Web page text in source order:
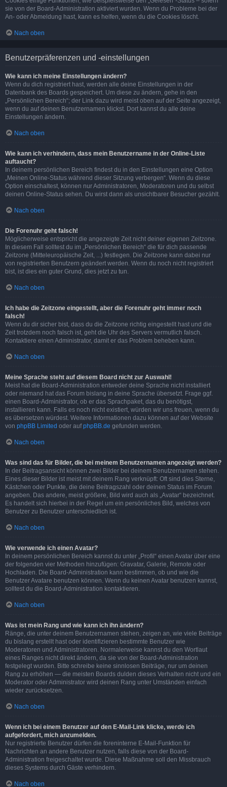
sie von der Board-Administration aktiviert wurden. Wenn du Probleme bei der
An- oder Abmeldung hast, kann es helfen, wenn du die Cookies löscht.
Nach oben
Benutzerpräferenzen und -einstellungen
Wie kann ich meine Einstellungen ändern?
Wenn du dich registriert hast, werden alle deine Einstellungen in der
Datenbank des Boards gespeichert. Um diese zu ändern, gehe in den
„Persönlichen Bereich“; der Link dazu wird meist oben auf der Seite angezeigt,
wenn du auf deinen Benutzernamen klickst. Dort kannst du alle deine
Einstellungen ändern.
Nach oben
Wie kann ich verhindern, dass mein Benutzername in der Online-Liste
auftaucht?
In deinem persönlichen Bereich findest du in den Einstellungen eine Option
„Meinen Online-Status während dieser Sitzung verbergen“. Wenn du diese
Option einschaltest, können nur Administratoren, Moderatoren und du selbst
deinen Online-Status sehen. Du wirst dann als unsichtbarer Besucher gezählt.
Nach oben
Die Forenuhr geht falsch!
Möglicherweise entspricht die angezeigte Zeit nicht deiner eigenen Zeitzone.
In diesem Fall solltest du im „Persönlichen Bereich“ die für dich passende
Zeitzone (Mitteleuropäische Zeit, ...) festlegen. Die Zeitzone kann dabei nur
von registrierten Benutzern geändert werden. Wenn du noch nicht registriert
bist, ist dies ein guter Grund, dies jetzt zu tun.
Nach oben
Ich habe die Zeitzone eingestellt, aber die Forenuhr geht immer noch
falsch!
Wenn du dir sicher bist, dass du die Zeitzone richtig eingestellt hast und die
Zeit trotzdem noch falsch ist, geht die Uhr des Servers vermutlich falsch.
Kontaktiere einen Administrator, damit er das Problem beheben kann.
Nach oben
Meine Sprache steht auf diesem Board nicht zur Auswahl!
Meist hat die Board-Administration entweder deine Sprache nicht installiert
oder niemand hat das Forum bislang in deine Sprache übersetzt. Frage ggf.
einen Board-Administrator, ob er das Sprachpaket, das du benötigst,
installieren kann. Falls es noch nicht existiert, würden wir uns freuen, wenn du
es übersetzen würdest. Weitere Informationen dazu können auf der Website
von phpBB Limited oder aufphpBB.de gefunden werden.
Nach oben
Was sind das für Bilder, die bei meinem Benutzernamen angezeigt werden?
In der Beitragsansicht können zwei Bilder bei deinem Benutzernamen stehen.
Eines dieser Bilder ist meist mit deinem Rang verknüpft: Oft sind dies Sterne,
Kästchen oder Punkte, die deine Beitragszahl oder deinen Status im Forum
angeben. Das andere, meist größere, Bild wird auch als „Avatar“ bezeichnet.
Es handelt sich hierbei in der Regel um ein persönliches Bild, welches von
Benutzer zu Benutzer unterschiedlich ist.
Nach oben
Wie verwende ich einen Avatar?
In deinem persönlichen Bereich kannst du unter „Profil“ einen Avatar über eine
der folgenden vier Methoden hinzufügen: Gravatar, Galerie, Remote oder
Hochladen. Die Board-Administration kann bestimmen, ob und wie die
Benutzer Avatare benutzen können. Wenn du keinen Avatar benutzen kannst,
solltest du die Board-Administration kontaktieren.
Nach oben
Was ist mein Rang und wie kann ich ihn ändern?
Ränge, die unter deinem Benutzernamen stehen, zeigen an, wie viele Beiträge
du bislang erstellt hast oder identifizieren bestimmte Benutzer wie
Moderatoren und Administratoren. Normalerweise kannst du den Wortlaut
eines Ranges nicht direkt ändern, da sie von der Board-Administration
festgelegt wurden. Bitte schreibe keine sinnlosen Beiträge, nur um deinen
Rang zu erhöhen — die meisten Boards dulden dieses Verhalten nicht und ein
Moderator oder Administrator wird deinen Rang unter Umständen einfach
wieder zurücksetzen.
Nach oben
Wenn ich bei einem Benutzer auf den E-Mail-Link klicke, werde ich
aufgefordert, mich anzumelden.
Nur registrierte Benutzer dürfen die foreninterne E-Mail-Funktion für
Nachrichten an andere Benutzer nutzen, falls diese von der Board-
Administration freigeschaltet wurde. Diese Maßnahme soll den Missbrauch
dieses Systems durch Gäste verhindern.
Nach oben